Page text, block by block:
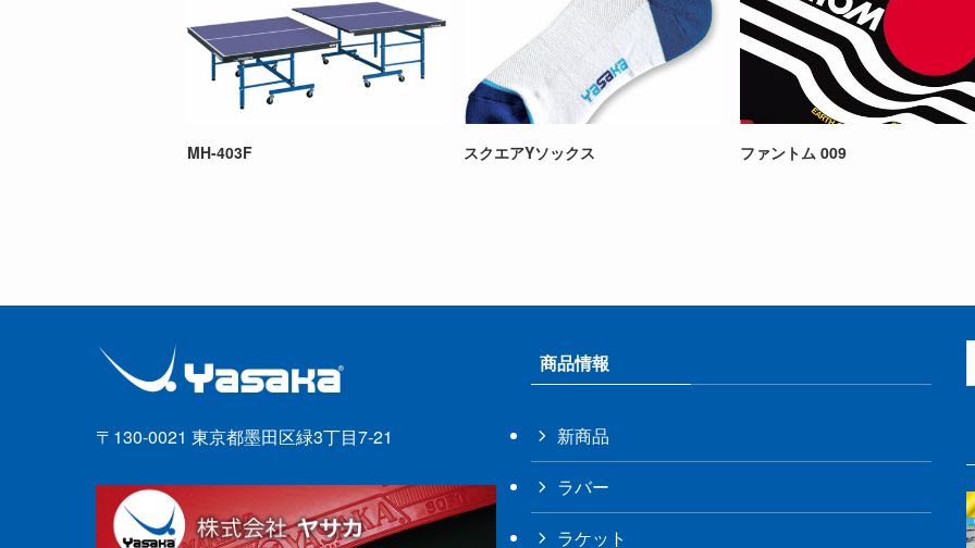
MH-403F スクエアYソックス ファントム 009
〒130-0021 東京都墨田区緑3丁目7-21
商品情報
新商品
ラバー
ラケット